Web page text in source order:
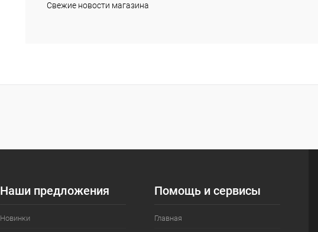
В избранное В наличии
Свежие новости магазина
Наши предложения
Новинки
Помощь и сервисы
Главная